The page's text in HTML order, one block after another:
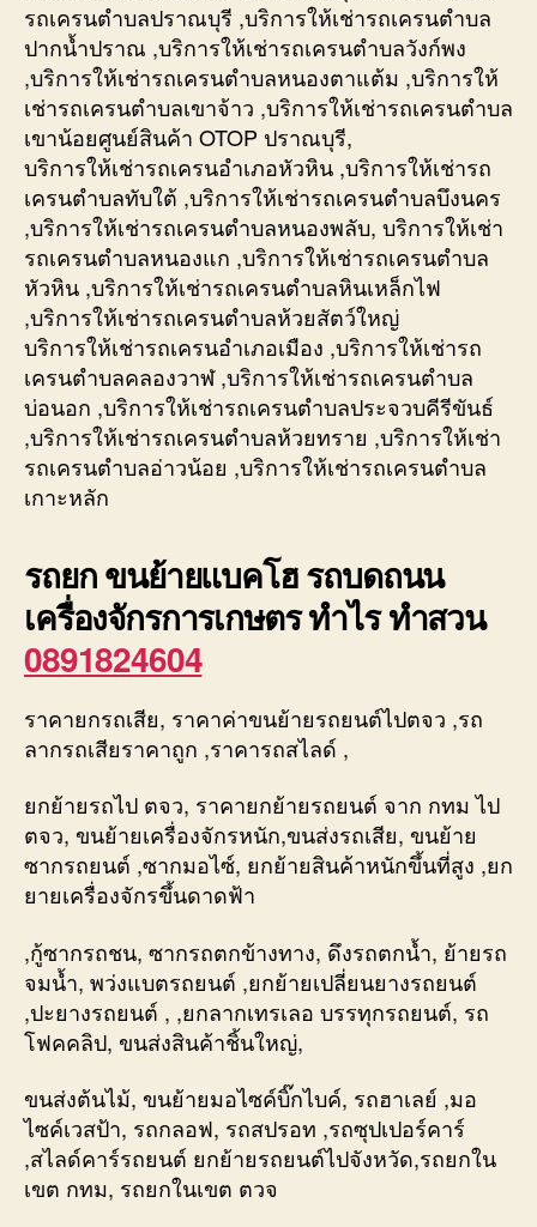
รถเครนตำบลปราณบุรี ,บริการให้เช่ารถเครนตำบล
ปากน้ำปราณ ,บริการให้เช่ารถเครนตำบลวังก์พง
,บริการให้เช่ารถเครนตำบลหนองตาแต้ม ,บริการให้
เช่ารถเครนตำบลเขาจ้าว ,บริการให้เช่ารถเครนตำบล
เขาน้อยศูนย์สินค้า OTOP ปราณบุรี,
บริการให้เช่ารถเครนอำเภอหัวหิน ,บริการให้เช่ารถ
เครนตำบลทับใต้ ,บริการให้เช่ารถเครนตำบลบึงนคร
,บริการให้เช่ารถเครนตำบลหนองพลับ, บริการให้เช่า
รถเครนตำบลหนองแก ,บริการให้เช่ารถเครนตำบล
หัวหิน ,บริการให้เช่ารถเครนตำบลหินเหล็กไฟ
,บริการให้เช่ารถเครนตำบลห้วยสัตว์ใหญ่
บริการให้เช่ารถเครนอำเภอเมือง ,บริการให้เช่ารถ
เครนตำบลคลองวาฬ ,บริการให้เช่ารถเครนตำบล
บ่อนอก ,บริการให้เช่ารถเครนตำบลประจวบคีรีขันธ์
,บริการให้เช่ารถเครนตำบลห้วยทราย ,บริการให้เช่า
รถเครนตำบลอ่าวน้อย ,บริการให้เช่ารถเครนตำบล
เกาะหลัก
รถยก ขนย้ายแบคโฮ รถบดถนน
เครื่องจักรการเกษตร ทำไร ทำสวน
0891824604
ราคายกรถเสีย, ราคาค่าขนย้ายรถยนต์ไปตจว ,รถ
ลากรถเสียราคาถูก ,ราคารถสไลด์ ,
ยกย้ายรถไป ตจว, ราคายกย้ายรถยนต์ จาก กทม ไป
ตจว, ขนย้ายเครื่องจักรหนัก,ขนส่งรถเสีย, ขนย้าย
ซากรถยนต์ ,ซากมอไซ์, ยกย้ายสินค้าหนักขึ้นที่สูง ,ยก
ยายเครื่องจักรขึ้นดาดฟ้า
,กู้ซากรถชน, ซากรถตกข้างทาง, ดึงรถตกน้ำ, ย้ายรถ
จมน้ำ, พว่งแบตรถยนต์ ,ยกย้ายเปลี่ยนยางรถยนต์
,ปะยางรถยนต์ , ,ยกลากเทรเลอ บรรทุกรถยนต์, รถ
โฟคคลิป, ขนส่งสินค้าชิ้นใหญ่,
ขนส่งต้นไม้, ขนย้ายมอไซค์บิ๊กไบค์, รถฮาเลย์ ,มอ
ไซค์เวสป้า, รถกลอฟ, รถสปรอท ,รถซุปเปอร์คาร์
,สไลด์คาร์รถยนต์ ยกย้ายรถยนต์ไปจังหวัด,รถยกใน
เขต กทม, รถยกในเขต ตวจ